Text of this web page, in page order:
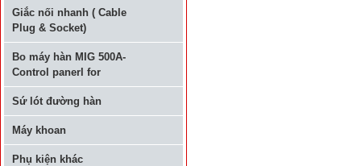
Giắc nối nhanh ( Cable
Plug & Socket)
Bo máy hàn MIG 500A-
Control panerl for
Sứ lót đường hàn
Máy khoan
Phụ kiện khác